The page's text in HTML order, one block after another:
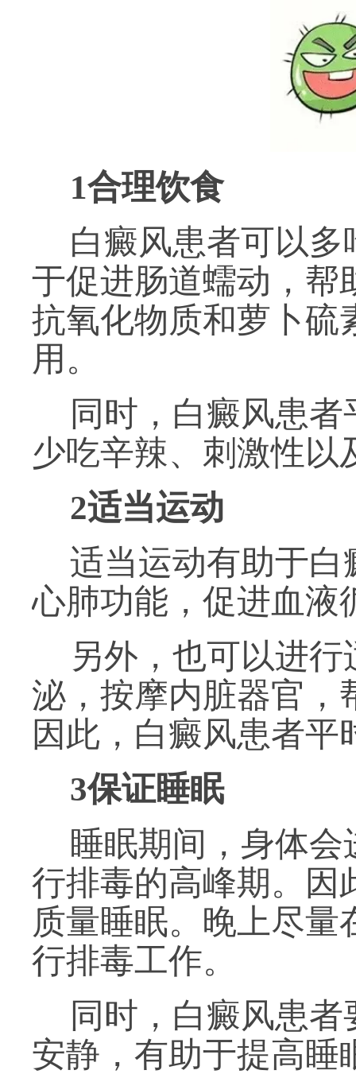
1合理饮食
白癜风患者可以
于促进肠道蠕动，帮
抗氧化物质和萝卜硫
用。
同时，白癜风患
少吃辛辣、刺激性以
2适当运动
适当运动有助于
心肺功能，促进血液
另外，也可以进
泌，按摩内脏器官，
因此，白癜风患者
3保证睡眠
睡眠期间，身体
行排毒的高峰期。因
质量睡眠。晚上尽量
行排毒工作。
同时，白癜风患
安静，有助于提高睡